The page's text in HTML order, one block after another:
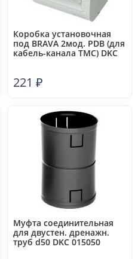
Коробка установочная
под BRAVA 2мод. PDB (для
кабель-канала TMC) DKC
221 ₽
Муфта соединительная
для двустен. дренажн.
труб d50 DKC 015050